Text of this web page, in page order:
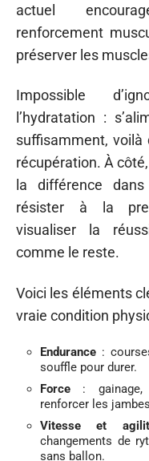
actuel
renforcement
préserver les
Impossible
l’hydratation :
suffisamment, voilà
récupération. À
la différence
résister à la
visualiser la
comme le reste.
Voici les éléments
vraie condition
Endurance :
souffle pour durer.
Force : gainage,
renforcer les
Vitesse et
changements de
sans ballon.